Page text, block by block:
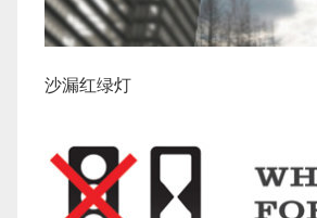
沙漏红绿灯